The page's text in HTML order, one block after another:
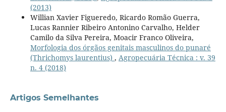
(2013)
Willian Xavier Figueredo, Ricardo Romão Guerra,
Lucas Rannier Ribeiro Antonino Carvalho, Helder
Camilo da Silva Pereira, Moacir Franco Oliveira,
Morfologia dos órgãos genitais masculinos do punaré
(Thrichomys laurentius) , Agropecuária Técnica : v. 39
n. 4 (2018)
Artigos Semelhantes